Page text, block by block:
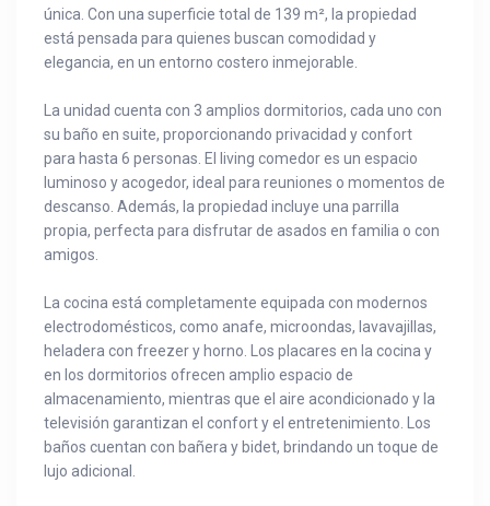
única. Con una superficie total de 139 m², la propiedad
está pensada para quienes buscan comodidad y
elegancia, en un entorno costero inmejorable.
La unidad cuenta con 3 amplios dormitorios, cada uno con
su baño en suite, proporcionando privacidad y confort
para hasta 6 personas. El living comedor es un espacio
luminoso y acogedor, ideal para reuniones o momentos de
descanso. Además, la propiedad incluye una parrilla
propia, perfecta para disfrutar de asados en familia o con
amigos.
La cocina está completamente equipada con modernos
electrodomésticos, como anafe, microondas, lavavajillas,
heladera con freezer y horno. Los placares en la cocina y
en los dormitorios ofrecen amplio espacio de
almacenamiento, mientras que el aire acondicionado y la
televisión garantizan el confort y el entretenimiento. Los
baños cuentan con bañera y bidet, brindando un toque de
lujo adicional.